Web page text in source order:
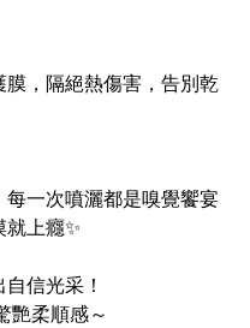
，隔絕熱傷害，告別乾
一次噴灑都是嗅覺饗宴
上癮✨
信光采！
艷柔順感～